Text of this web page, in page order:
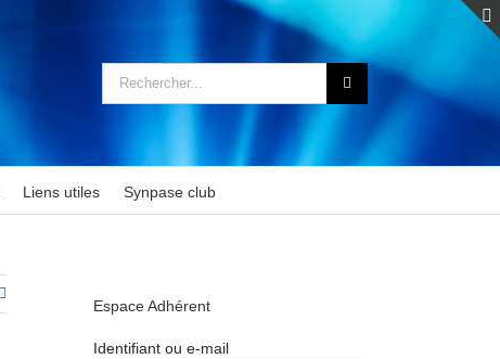
Rechercher:
Liens utiles Synpase club
Espace Adhérent
Identifiant ou e-mail